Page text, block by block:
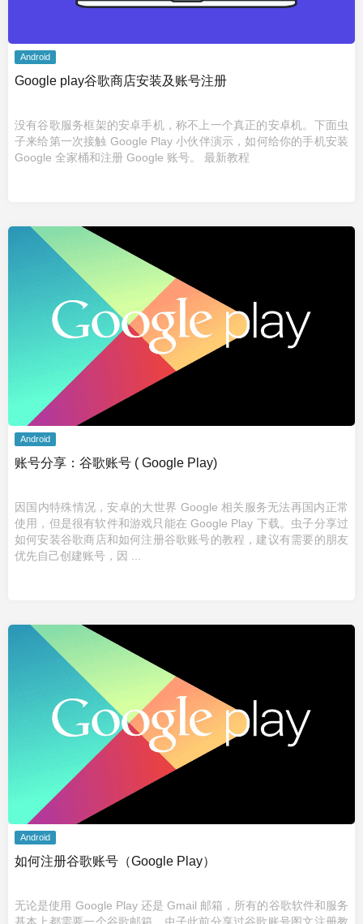
Android
Google play谷歌商店安装及账号注册
没有谷歌服务框架的安卓手机，称不上一个真正的安卓机。下面虫
子来给第一次接触 Google Play 小伙伴演示，如何给你的手机安装
Google 全家桶和注册 Google 账号。 最新教程
Android
账号分享：谷歌账号 ( Google Play)
因国内特殊情况，安卓的大世界 Google 相关服务无法再国内正常
使用，但是很有软件和游戏只能在 Google Play 下载。虫子分享过
如何安装谷歌商店和如何注册谷歌账号的教程，建议有需要的朋友
优先自己创建账号，因 ...
Android
如何注册谷歌账号（Google Play）
无论是使用 Google Play 还是 Gmail 邮箱，所有的谷歌软件和服务